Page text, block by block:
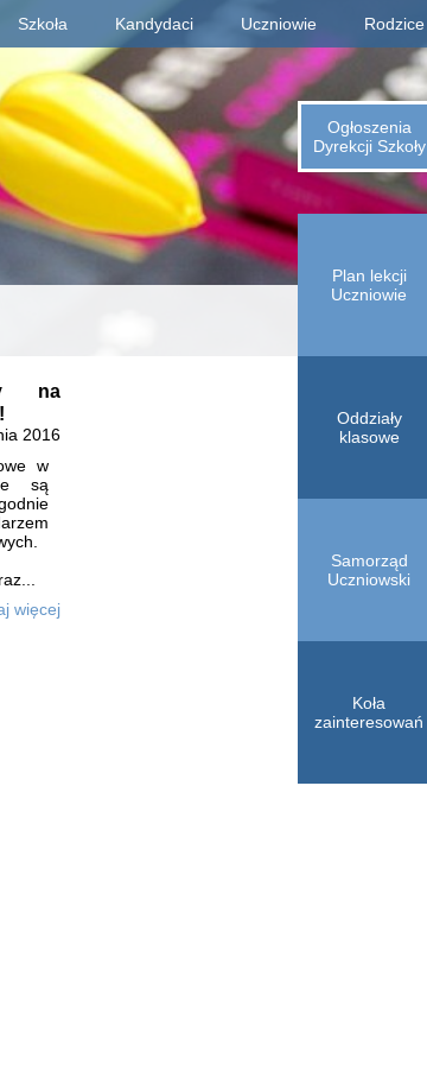
na
2016
w
są
więcej
Szkoła
Deklaracja dostępności
Kandydaci Uczniowie Rodzice
Ogłoszenia
Dyrekcji Szkoły
Plan lekcji
Uczniowie
Oddziały
klasowe
Samorząd
Uczniowski
Koła
zainteresowań